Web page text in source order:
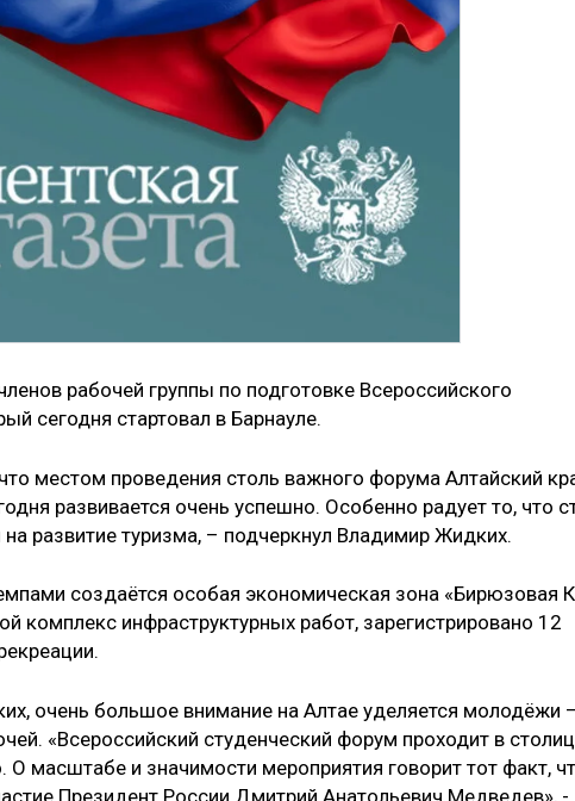
рабочей группы по подготовке Всероссийского
сегодня стартовал в Барнауле.
местом проведения столь важного форума Алтайский
развивается очень успешно. Особенно радует то, что
развитие туризма, – подчеркнул Владимир Жидких.
создаётся особая экономическая зона «Бирюзовая
комплекс инфраструктурных работ, зарегистрировано 12
очень большое внимание на Алтае уделяется молодёжи –
«Всероссийский студенческий форум проходит в
О масштабе и значимости мероприятия говорит тот факт,
Президент России Дмитрий Анатольевич Медведев», -